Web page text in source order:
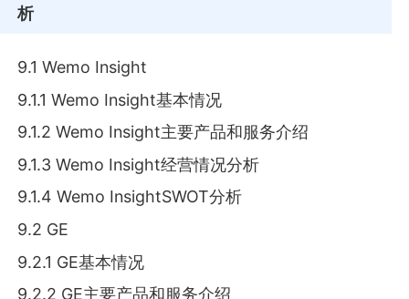
析
9.1 Wemo Insight
9.1.1 Wemo Insight基本情况
9.1.2 Wemo Insight主要产品和服务介绍
9.1.3 Wemo Insight经营情况分析
9.1.4 Wemo InsightSWOT分析
9.2 GE
9.2.1 GE基本情况
9.2.2 GE主要产品和服务介绍